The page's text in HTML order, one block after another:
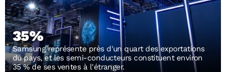
35%
Samsung représente près d'un quart des exportations
du pays, et les semi-conducteurs constituent environ
35 % de ses ventes à l'étranger.